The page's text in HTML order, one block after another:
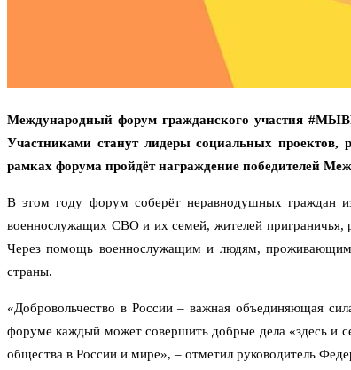
Международный форум гражданского участия
Участниками станут лидеры социальных проектов,
рамках форума пройдёт награждение победителей
В этом году форум соберёт неравнодушных граждан
военнослужащих СВО и их семей, жителей
Через помощь военнослужащим и людям, проживающим
страны.
«Добровольчество в России – важная объединяющая
форуме каждый может совершить добрые дела «здесь и
общества в России и мире», – отметил руководитель